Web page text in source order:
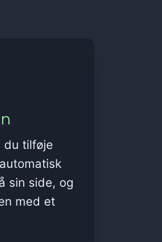
du tilføje
sin side, og
med et